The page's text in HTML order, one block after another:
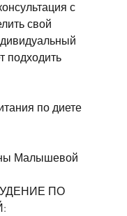
с
свой
подходить
по диете
Малышевой
ПО